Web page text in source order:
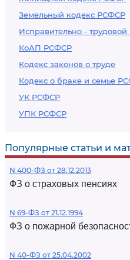
Земельный кодекс РСФСР
Исправительно -
КоАП РСФСР
Кодекс законов о труде
Кодекс о браке и семье
УК РСФСР
УПК РСФСР
Популярные статьи и
N 400-ФЗ от 28.12.2013
ФЗ о страховых пенсиях
N 69-ФЗ от 21.12.1994
ФЗ о пожарной
N 40-ФЗ от 25.04.2002